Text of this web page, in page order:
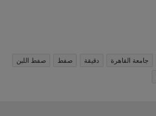
جامعة القاهرة دقيقة صفط
صفط اللبن